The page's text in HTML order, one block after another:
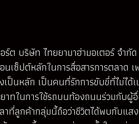
ต บริษัท ไทยยามาฮ่ามอเตอร์ จำกั
นเซ็ปต์หลักในการสื่อสารการตลา
ป็นหลัก เป็นคนที่รักการขับขี่ที่ไม่ไ
ทในการใช้รถบนท้องถนนร่วมกับผู้
าที่ลูกค้ากลุ่มนี้ถือว่าชีวิตได้พบกับแ